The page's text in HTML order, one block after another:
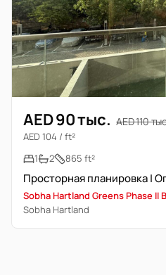
AED 90 тыс. AED 110
AED 104 / ft²
1
2 865 ft²
Sobha Hartland Greens Phase II
Sobha Hartland